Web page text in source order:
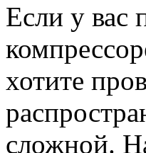
Если у вас
хотите
сложной.